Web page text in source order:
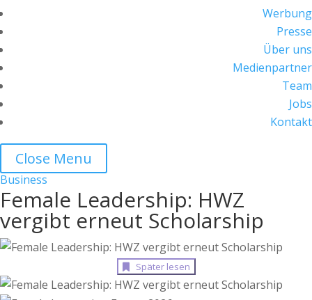
Werbung
Presse
Über uns
Medienpartner
Team
Jobs
Kontakt
Close Menu
Business
Female Leadership: HWZ
vergibt erneut Scholarship
Später lesen